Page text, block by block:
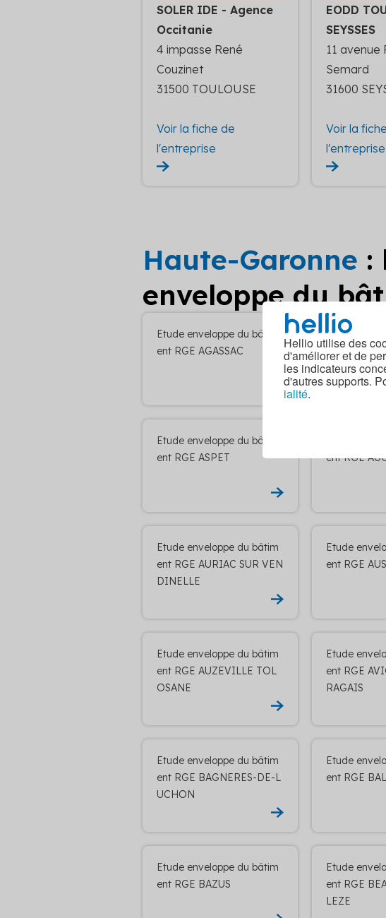
Hellio utilise des
d'améliorer et de
les indicateurs
d'autres supports.
ialité.
SOLER IDE - Agence
Occitanie
4 impasse René
Couzinet
31500 TOULOUSE
Voir la fiche de
l'entreprise
EODD
SEYSSES
11 avenue
Semard
31600
Voir la
l'entreprise
Haute-Garonne :
enveloppe du
Etude enveloppe du bâtim
ent RGE AGASSAC
Etude
ent RGE
Etude enveloppe du bâtim
ent RGE ASPET
ent RGE
Etude enveloppe du bâtim
ent RGE AURIAC SUR VEN
DINELLE
Etude
ent RGE
Etude enveloppe du bâtim
ent RGE AUZEVILLE TOL
OSANE
Etude
ent RGE
RAGAIS
Etude enveloppe du bâtim
ent RGE BAGNERES-DE-L
UCHON
Etude
ent RGE
Etude enveloppe du bâtim
ent RGE BAZUS
Etude
ent RGE
LEZE